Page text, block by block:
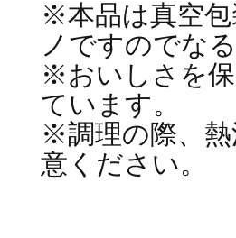
※本品は真空
ノですのでな
※おいしさを保
ています。
※調理の際、
意ください。